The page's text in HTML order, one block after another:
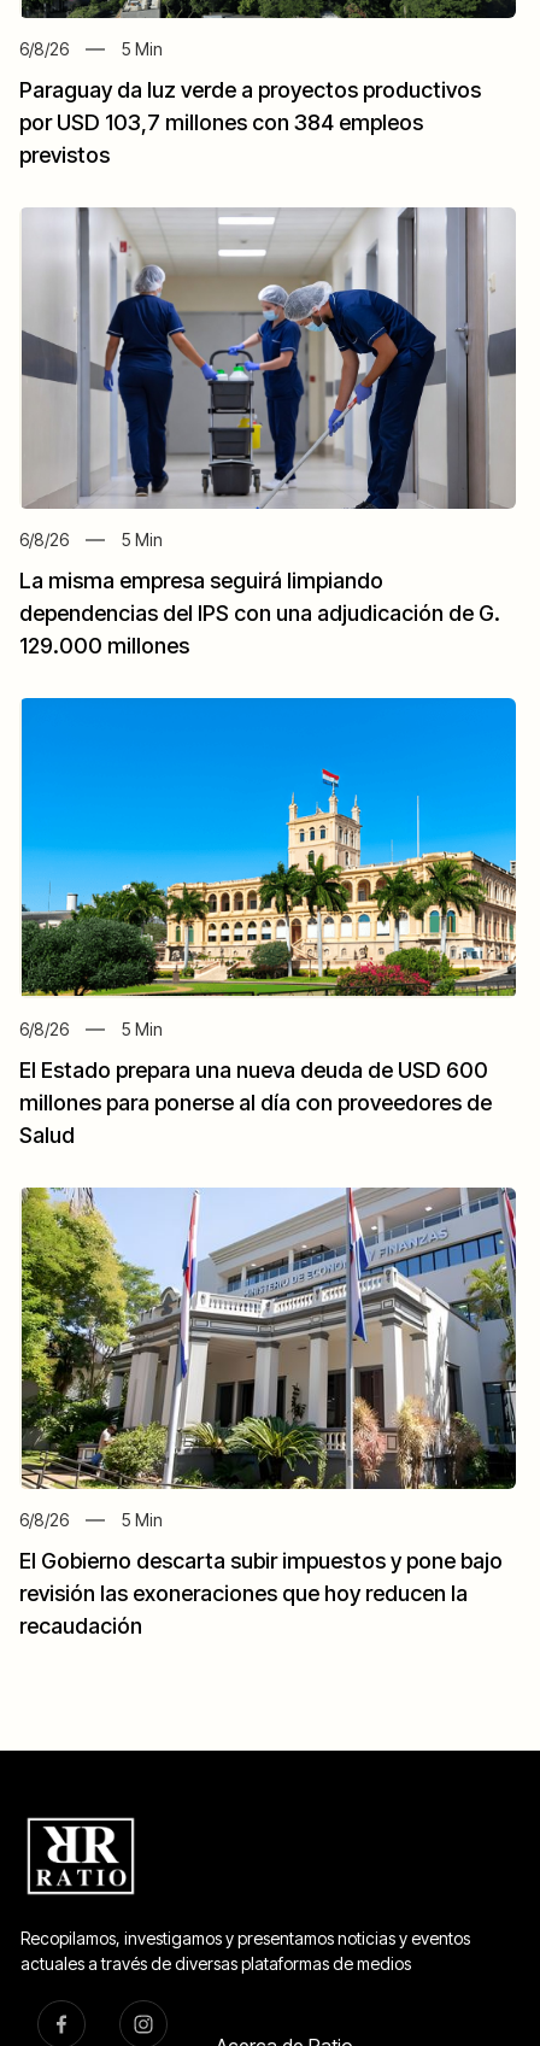
6/8/26 5 Min
Paraguay da luz verde a proyectos productivos
por USD 103,7 millones con 384 empleos
previstos
6/8/26 5 Min
La misma empresa seguirá limpiando
dependencias del IPS con una adjudicación de G.
129.000 millones
6/8/26 5 Min
El Estado prepara una nueva deuda de USD 600
millones para ponerse al día con proveedores de
Salud
6/8/26 5 Min
El Gobierno descarta subir impuestos y pone bajo
revisión las exoneraciones que hoy reducen la
recaudación
Recopilamos, investigamos y presentamos noticias y eventos
actuales a través de diversas plataformas de medios